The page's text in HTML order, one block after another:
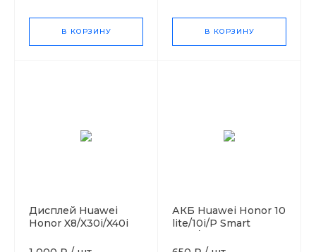
В КОРЗИНУ В КОРЗИНУ
Дисплей Huawei
Honor X8/X30i/X40i
АКБ Huawei Honor 10
lite/10i/P Smart
VOLTPACK